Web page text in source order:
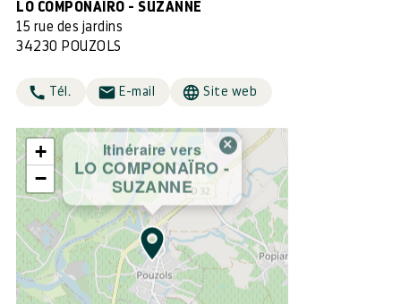
LO COMPONAÏRO - SUZANNE
15 rue des jardins
34230 POUZOLS
Tél. E-mail Site web
Itinéraire vers
LO COMPONAÏRO -
SUZANNE
×
+
−